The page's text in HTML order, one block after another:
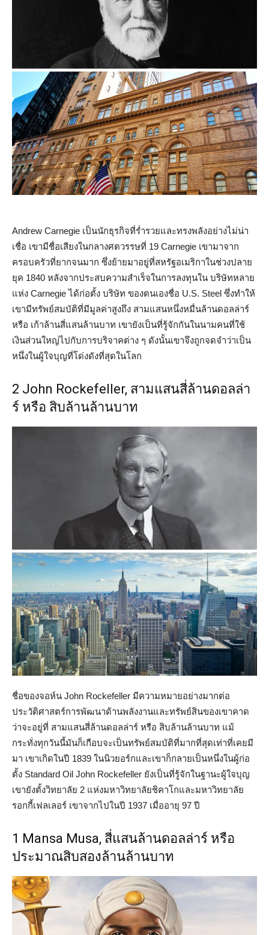
Andrew Carnegie เป็นนักธุรกิจที่ร่ำรวยและทรงพลังอย่างไม่น่า
เชื่อ เขามีชื่อเสียงในกลางศตวรรษที่ 19 Carnegie เขามาจาก
ครอบครัวที่ยากจนมาก ซึ่งย้ายมาอยู่ที่สหรัฐอเมริกาในช่วงปลาย
ยุค 1840 หลังจากประสบความสำเร็จในการลงทุนใน บริษัทหลาย
แห่ง Carnegie ได้ก่อตั้ง บริษัท ของตนเองชื่อ U.S. Steel ซึ่งทำให้
เขามีทรัพย์สมบัติที่มีมูลค่าสูงถึง สามแสนหนึ่งหมื่นล้านดอลล่าร์
หรือ เก้าล้านสี่แสนล้านบาท เขายังเป็นที่รู้จักกันในนามคนที่ใช้
เงินส่วนใหญ่ไปกับการบริจาคต่าง ๆ ดังนั้นเขาจึงถูกจดจำว่าเป็น
หนึ่งในผู้ใจบุญที่โด่งดังที่สุดในโลก
2 John Rockefeller, สามแสนสี่ล้านดอลล่า
ร์ หรือ สิบล้านล้านบาท
ชื่อของจอห์น John Rockefeller มีความหมายอย่างมากต่อ
ประวัติศาสตร์การพัฒนาด้านพลังงานและทรัพย์สินของเขาคาด
ว่าจะอยู่ที่ สามแสนสี่ล้านดอลล่าร์ หรือ สิบล้านล้านบาท แม้
กระทั่งทุกวันนี้มันก็เกือบจะเป็นทรัพย์สมบัติที่มากที่สุดเท่าที่เคยมี
มา เขาเกิดในปี 1839 ในนิวยอร์กและเขาก็กลายเป็นหนึ่งในผู้ก่อ
ตั้ง Standard Oil John Rockefeller ยังเป็นที่รู้จักในฐานะผู้ใจบุญ
เขายังตั้งวิทยาลัย 2 แห่งมหาวิทยาลัยชิคาโกและมหาวิทยาลัย
รอกกี้เฟลเลอร์ เขาจากไปในปี 1937 เมื่ออายุ 97 ปี
1 Mansa Musa, สี่แสนล้านดอลล่าร์ หรือ
ประมาณสิบสองล้านล้านบาท